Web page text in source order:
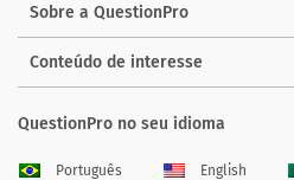
Sobre a QuestionPro
Conteúdo de interesse
QuestionPro no seu idioma
Português English